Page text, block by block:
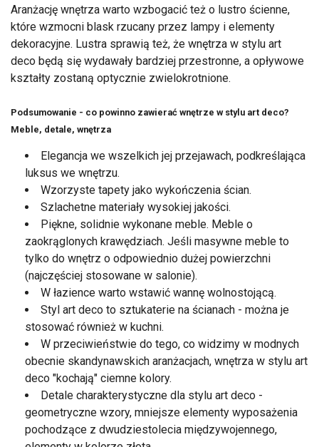
Aranżację wnętrza warto wzbogacić też o lustro ścienne,
które wzmocni blask rzucany przez lampy i elementy
dekoracyjne. Lustra sprawią też, że wnętrza w stylu art
deco będą się wydawały bardziej przestronne, a opływowe
kształty zostaną optycznie zwielokrotnione.
Podsumowanie - co powinno zawierać wnętrze w stylu art deco?
Meble, detale, wnętrza
Elegancja we wszelkich jej przejawach, podkreślająca
luksus we wnętrzu.
Wzorzyste tapety jako wykończenia ścian.
Szlachetne materiały wysokiej jakości.
Piękne, solidnie wykonane meble. Meble o
zaokrąglonych krawędziach. Jeśli masywne meble to
tylko do wnętrz o odpowiednio dużej powierzchni
(najczęściej stosowane w salonie).
W łazience warto wstawić wannę wolnostojącą.
Styl art deco to sztukaterie na ścianach - można je
stosować również w kuchni.
W przeciwieństwie do tego, co widzimy w modnych
obecnie skandynawskich aranżacjach, wnętrza w stylu art
deco "kochają" ciemne kolory.
Detale charakterystyczne dla stylu art deco -
geometryczne wzory, mniejsze elementy wyposażenia
pochodzące z dwudziestolecia międzywojennego,